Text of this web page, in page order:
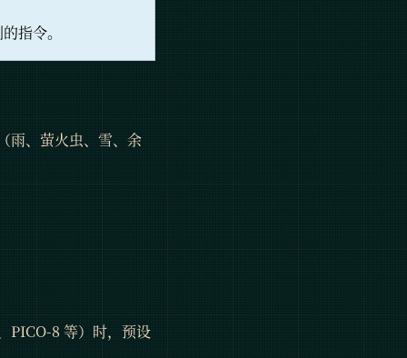
指令。
雨、萤火虫、雪、余
PICO-8 等）时，预设